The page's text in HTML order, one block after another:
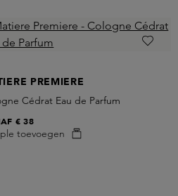
PREMIERE
Cédrat Eau de Parfum
toevoegen
€ 38